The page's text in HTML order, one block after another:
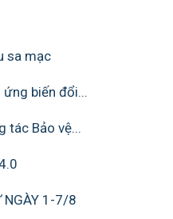
sa mạc
biến đổi...
tác Bảo vệ...
NGÀY 1-7/8